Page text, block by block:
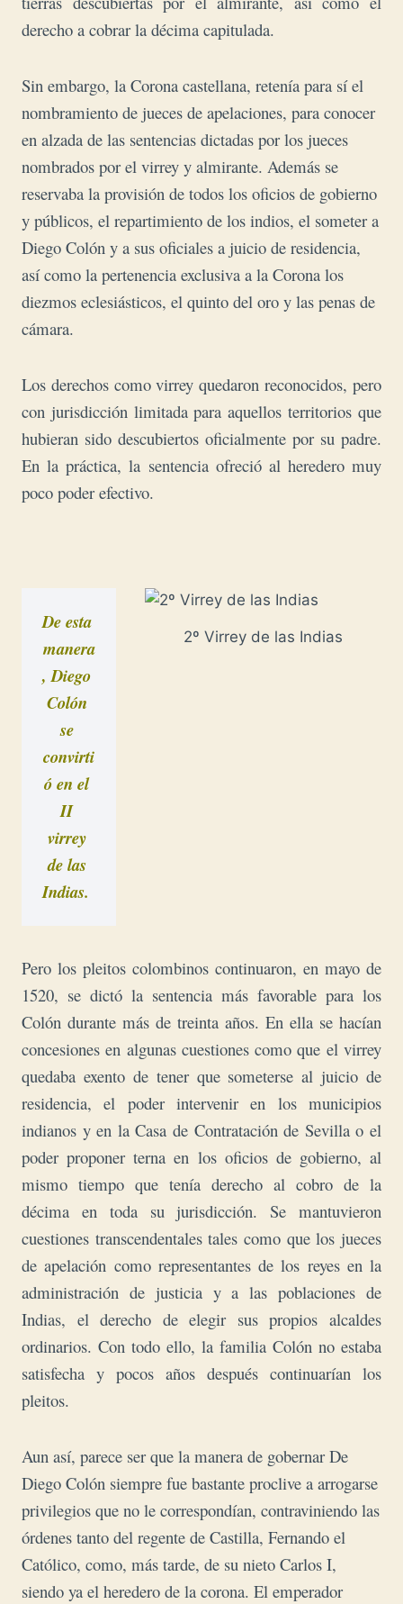
derecho a cobrar la décima capitulada.
Sin embargo, la Corona castellana, retenía para sí el
nombramiento de jueces de apelaciones, para conocer
en alzada de las sentencias dictadas por los jueces
nombrados por el virrey y almirante. Además se
reservaba la provisión de todos los oficios de gobierno
y públicos, el repartimiento de los indios, el someter a
Diego Colón y a sus oficiales a juicio de residencia,
así como la pertenencia exclusiva a la Corona los
diezmos eclesiásticos, el quinto del oro y las penas de
cámara.
Los derechos como virrey quedaron reconocidos, pero
con jurisdicción limitada para aquellos territorios que
hubieran sido descubiertos oficialmente por su padre.
En la práctica, la sentencia ofreció al heredero muy
poco poder efectivo.
2º Virrey de las Indias
De esta
manera
, Diego
Colón
se
convirti
ó en el
II
virrey
de las
Indias.
Pero los pleitos colombinos continuaron, en mayo de
1520, se dictó la sentencia más favorable para los
Colón durante más de treinta años. En ella se hacían
concesiones en algunas cuestiones como que el virrey
quedaba exento de tener que someterse al juicio de
residencia, el poder intervenir en los municipios
indianos y en la Casa de Contratación de Sevilla o el
poder proponer terna en los oficios de gobierno, al
mismo tiempo que tenía derecho al cobro de la
décima en toda su jurisdicción. Se mantuvieron
cuestiones transcendentales tales como que los jueces
de apelación como representantes de los reyes en la
administración de justicia y a las poblaciones de
Indias, el derecho de elegir sus propios alcaldes
ordinarios. Con todo ello, la familia Colón no estaba
satisfecha y pocos años después continuarían los
pleitos.
Aun así, parece ser que la manera de gobernar De
Diego Colón siempre fue bastante proclive a arrogarse
privilegios que no le correspondían, contraviniendo las
órdenes tanto del regente de Castilla, Fernando el
Católico, como, más tarde, de su nieto Carlos I,
siendo ya el heredero de la corona. El emperador